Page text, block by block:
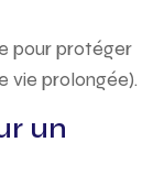
pour protéger
vie prolongée).
un